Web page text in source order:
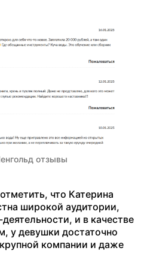
отзывы
что Катерина
широкой аудитории,
и в качестве
у девушки достаточно
компании и даже